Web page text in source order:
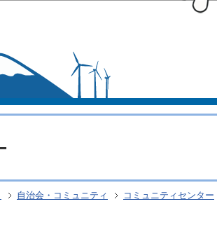
自治会・コミュニティ コミュニティセンター